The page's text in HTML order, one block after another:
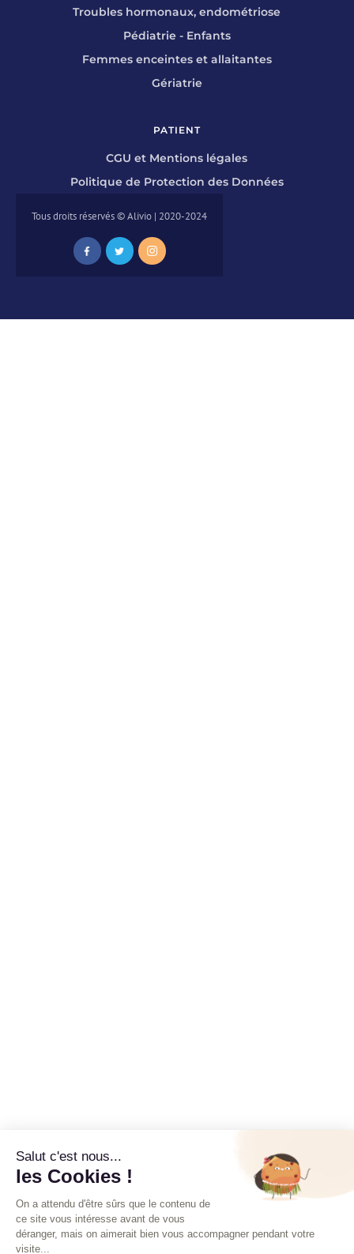
Salut c'est nous...
les Cookies !
On a attendu d'être sûrs que le contenu de
ce site vous intéresse avant de vous
déranger, mais on aimerait bien vous accompagner pendant votre
visite...
Troubles hormonaux, endométriose
Pédiatrie - Enfants
Femmes enceintes et allaitantes
Gériatrie
PATIENT
CGU et Mentions légales
Politique de Protection des Données
Tous droits réservés © Alivio | 2020-2024